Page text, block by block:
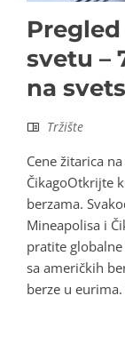
svetu –
na
Tržište
Cene žitarica
ČikagoOtkrijte
berzama.
Mineapolisa i
pratite
sa američkih
berze u eurima.